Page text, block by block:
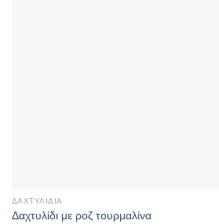
ΔΑΧΤΥΛΊΔΙΑ
Δαχτυλίδι με ροζ τουρμαλίνα